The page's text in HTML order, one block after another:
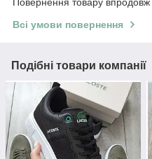
Всі умови повернення
Подібні товари компанії